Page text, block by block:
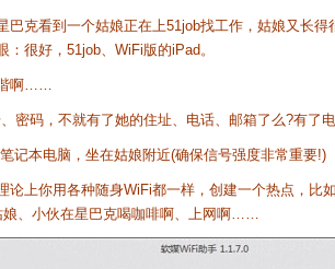
克看到一个姑娘正在上51job找工作，姑娘又长得
很好，51job、WiFi版的iPad。
啊……
码，不就有了她的住址、电话、邮箱了么?有了
本电脑，坐在姑娘附近(确保信号强度非常重要!)
上你用各种随身WiFi都一样，创建一个热点，比
娘、小伙在星巴克喝咖啡啊、上网啊……